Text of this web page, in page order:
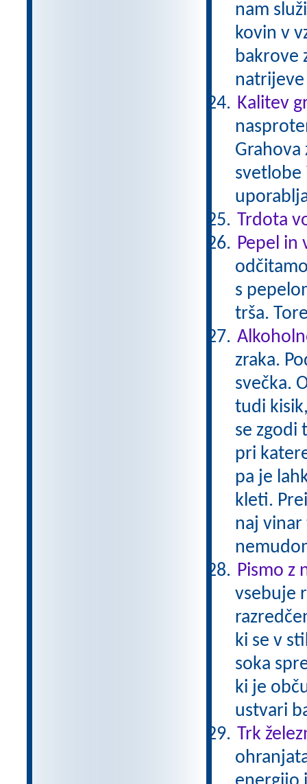
nam
kovin v
bakrove
Kalitev
svetlobe
Trdota
Pepel in
s
trša.
zraka.
svečka.
tudi
se zgodi
pri
pa je
kleti.
naj vinar
Pismo z
vsebuje
ki se v
soka
ki je
ustvari
Trk